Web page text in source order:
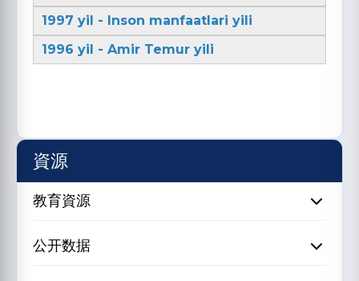
1997 yil - Inson manfaatlari yili
1996 yil - Amir Temur yili
資源
教育資源
公开数据